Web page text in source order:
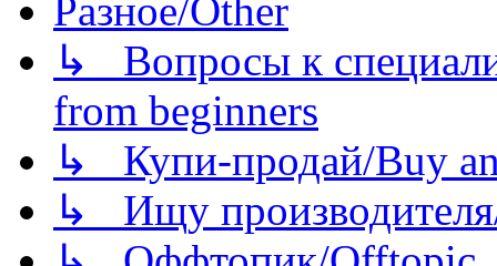
Разное/Other
↳ Вопросы к
from beginners
↳ Купи-продай/Buy
↳ Ищу